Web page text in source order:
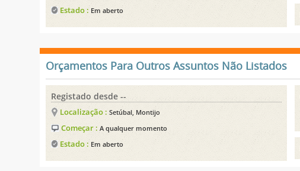
Estado : Em aberto
Orçamentos Para Outros Assuntos Não Listados
Registado desde --
Localização :Setúbal, Montijo
Começar :A qualquer momento
Estado : Em aberto